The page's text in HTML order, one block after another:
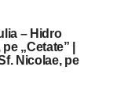
– Hidro
„Cetate” |
Nicolae, pe